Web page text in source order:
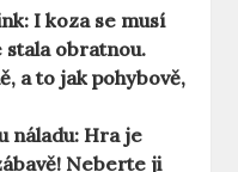
I koza se musí
stala obratnou.
a to jak pohybově,
náladu: Hra je
Neberte ji